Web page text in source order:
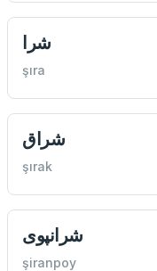
شرا
şıra
شراق
şırak
شرانپوی
şiranpoy